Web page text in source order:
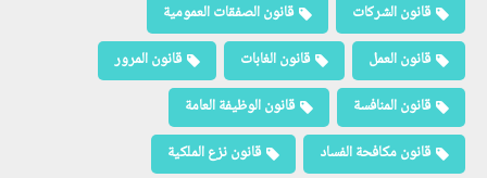
مقياس الإثبات
مقياس المنهجية
منازعات الضمان الاجتماعي
منوعات
نماذج أسئلة
نماذج العرائض